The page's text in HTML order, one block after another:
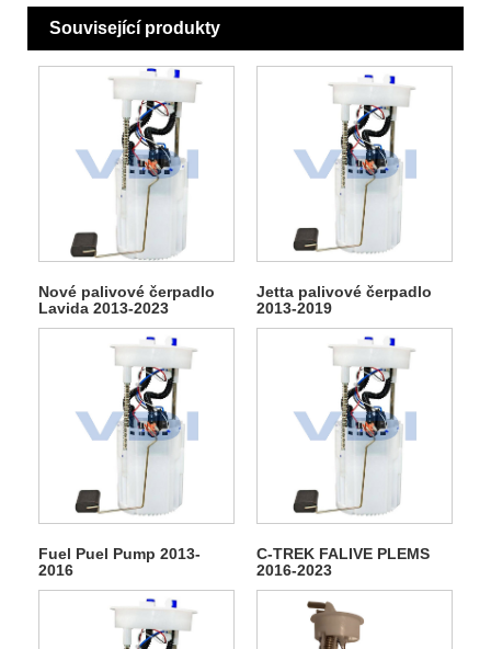
Související produkty
Nové palivové čerpadlo
Lavida 2013-2023
Jetta palivové čerpadlo
2013-2019
Fuel Puel Pump 2013-
2016
C-TREK FALIVE PLEMS
2016-2023